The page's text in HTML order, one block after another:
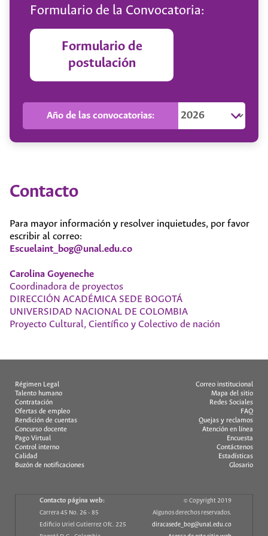
Formulario de la Convocatoria:
Formulario de
postulación
Año de las convocatorias:
Contacto
Para mayor información y resolver inquietudes, por favor
escribir al correo:
Escuelaint_bog@unal.edu.co
Carolina Goyeneche
Coordinadora de proyectos
DIRECCIÓN ACADÉMICA SEDE BOGOTÁ
UNIVERSIDAD NACIONAL DE COLOMBIA
Proyecto Cultural, Científico y Colectivo de nación
Régimen Legal
Talento humano
Contratación
Ofertas de empleo
Rendición de cuentas
Concurso docente
Pago Virtual
Control interno
Calidad
Buzón de notificaciones
Correo institucional
Mapa del sitio
Redes Sociales
FAQ
Quejas y reclamos
Atención en línea
Encuesta
Contáctenos
Estadísticas
Glosario
Contacto página web:
Carrera 45 No. 26 - 85
Edificio Uriel Gutierrez Ofc. 225
© Copyright 2019
Algunos derechos reservados.
diracasede_bog@unal.edu.co